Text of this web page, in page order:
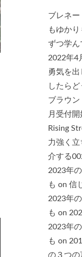
ブレネー
もゆかり
ずつ学
2022年4
勇気を
したら
ブラウ
月受付
Rising
力強く
介する
2023年
も on 信
2023年
も on
2023年
も on
の３つの